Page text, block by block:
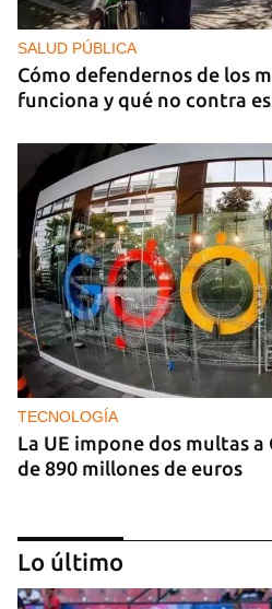
SALUD PÚBLICA
Cómo defendernos de los
funciona y qué no contra
TECNOLOGÍA
La UE impone dos multas
de 890 millones de euros
Lo último